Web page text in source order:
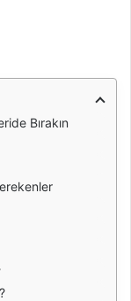
Bırakın